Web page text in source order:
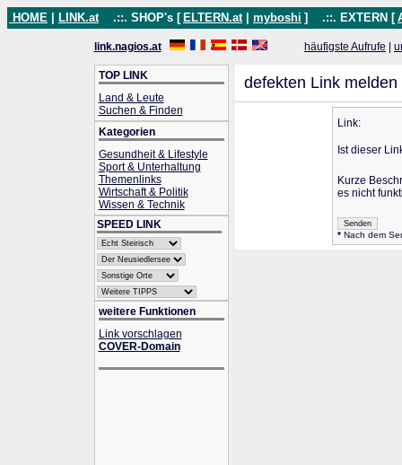
HOME LINK.at .::. SHOP's [ ELTERN.at myboshi ] .::. EXTERN [
link.nagios.at häufigste Aufrufe
TOP LINK
Land & Leute
Suchen & Finden
Kategorien
Gesundheit & Lifestyle
Sport & Unterhaltung
Themenlinks
Wirtschaft & Politik
Wissen & Technik
SPEED LINK
weitere Funktionen
Link vorschlagen
COVER-Domain
defekten Link melden
Link:
Ist dieser
Kurze
es nicht
* Nach dem